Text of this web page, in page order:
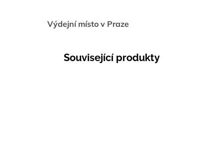
Výdejní místo v Praze
Související produkty